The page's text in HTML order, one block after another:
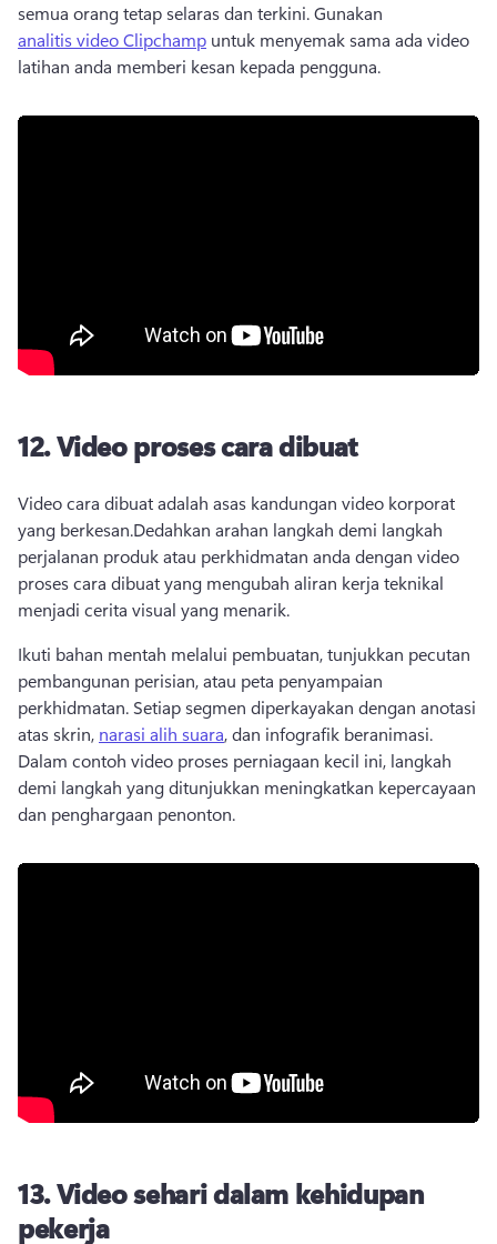
semua orang tetap selaras dan terkini. Gunakan
analitis video Clipchamp untuk menyemak sama ada video
latihan anda memberi kesan kepada pengguna.
12.Video proses cara dibuat
Video cara dibuat adalah asas kandungan video korporat
yang berkesan.Dedahkan arahan langkah demi langkah
perjalanan produk atau perkhidmatan anda dengan video
proses cara dibuat yang mengubah aliran kerja teknikal
menjadi cerita visual yang menarik.
Ikuti bahan mentah melalui pembuatan, tunjukkan pecutan
pembangunan perisian, atau peta penyampaian
perkhidmatan. Setiap segmen diperkayakan dengan anotasi
atas skrin, narasi alih suara
Dalam contoh video proses perniagaan kecil ini, langkah
demi langkah yang ditunjukkan meningkatkan kepercayaan
dan penghargaan penonton.
13.Video sehari dalam kehidupan
pekerja